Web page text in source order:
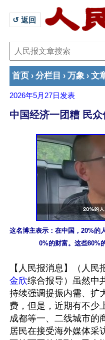
↺ 返回
首页 › 分栏目 › 万象 › 文
2026年5月27日 发表
中国经济一团糟 民众
这名博主表示：在中国，20%的
0%的财富。这些80%
【人民报消息】（人民
金欣综合报导）虽然中
持续强调提振内需、扩
费，但是，近期有不少
成都等一、二线城市的
居民在接受海外媒体采